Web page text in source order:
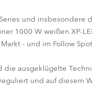
und insbesondere
1000 W weißen XP-
- und im Follow
die ausgeklügelte
und auf diesem